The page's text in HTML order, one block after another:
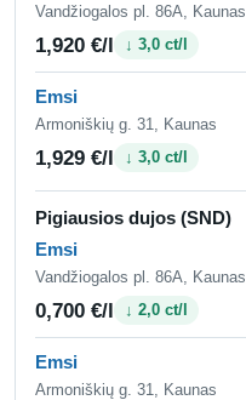
Vandžiogalos pl. 86A, Kaunas
1,920 €/l ↓ 3,0 ct/l
Emsi
Armoniškių g. 31, Kaunas
1,929 €/l ↓ 3,0 ct/l
Pigiausios dujos (SND)
Emsi
Vandžiogalos pl. 86A, Kaunas
0,700 €/l ↓ 2,0 ct/l
Emsi
Armoniškių g. 31, Kaunas